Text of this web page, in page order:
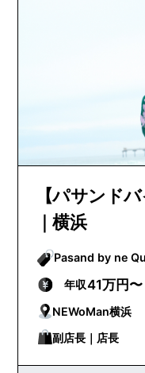
【パサンド
｜横浜
Pasand by ne Quittez pas |
パ年収41万円〜
NEWoMan横浜
副店長｜店長